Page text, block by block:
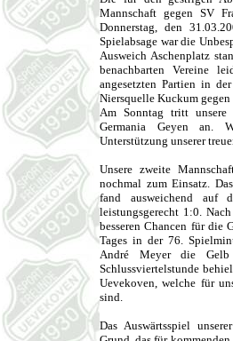
Mannschaft gegen SV
Donnerstag, den
Spielabsage war die
Ausweich Aschenplatz
benachbarten Vereine
angesetzten Partien in
Niersquelle Kuckum
Am Sonntag tritt unsere
Germania Geyen an.
Unterstützung unserer
Unsere zweite
nochmal zum Einsatz.
fand ausweichend auf
leistungsgerecht 1:0.
besseren Chancen für die
Tages in der 76.
André Meyer die
Schlussviertelstunde
Uevekoven, welche für
sind.
Das Auswärtsspiel